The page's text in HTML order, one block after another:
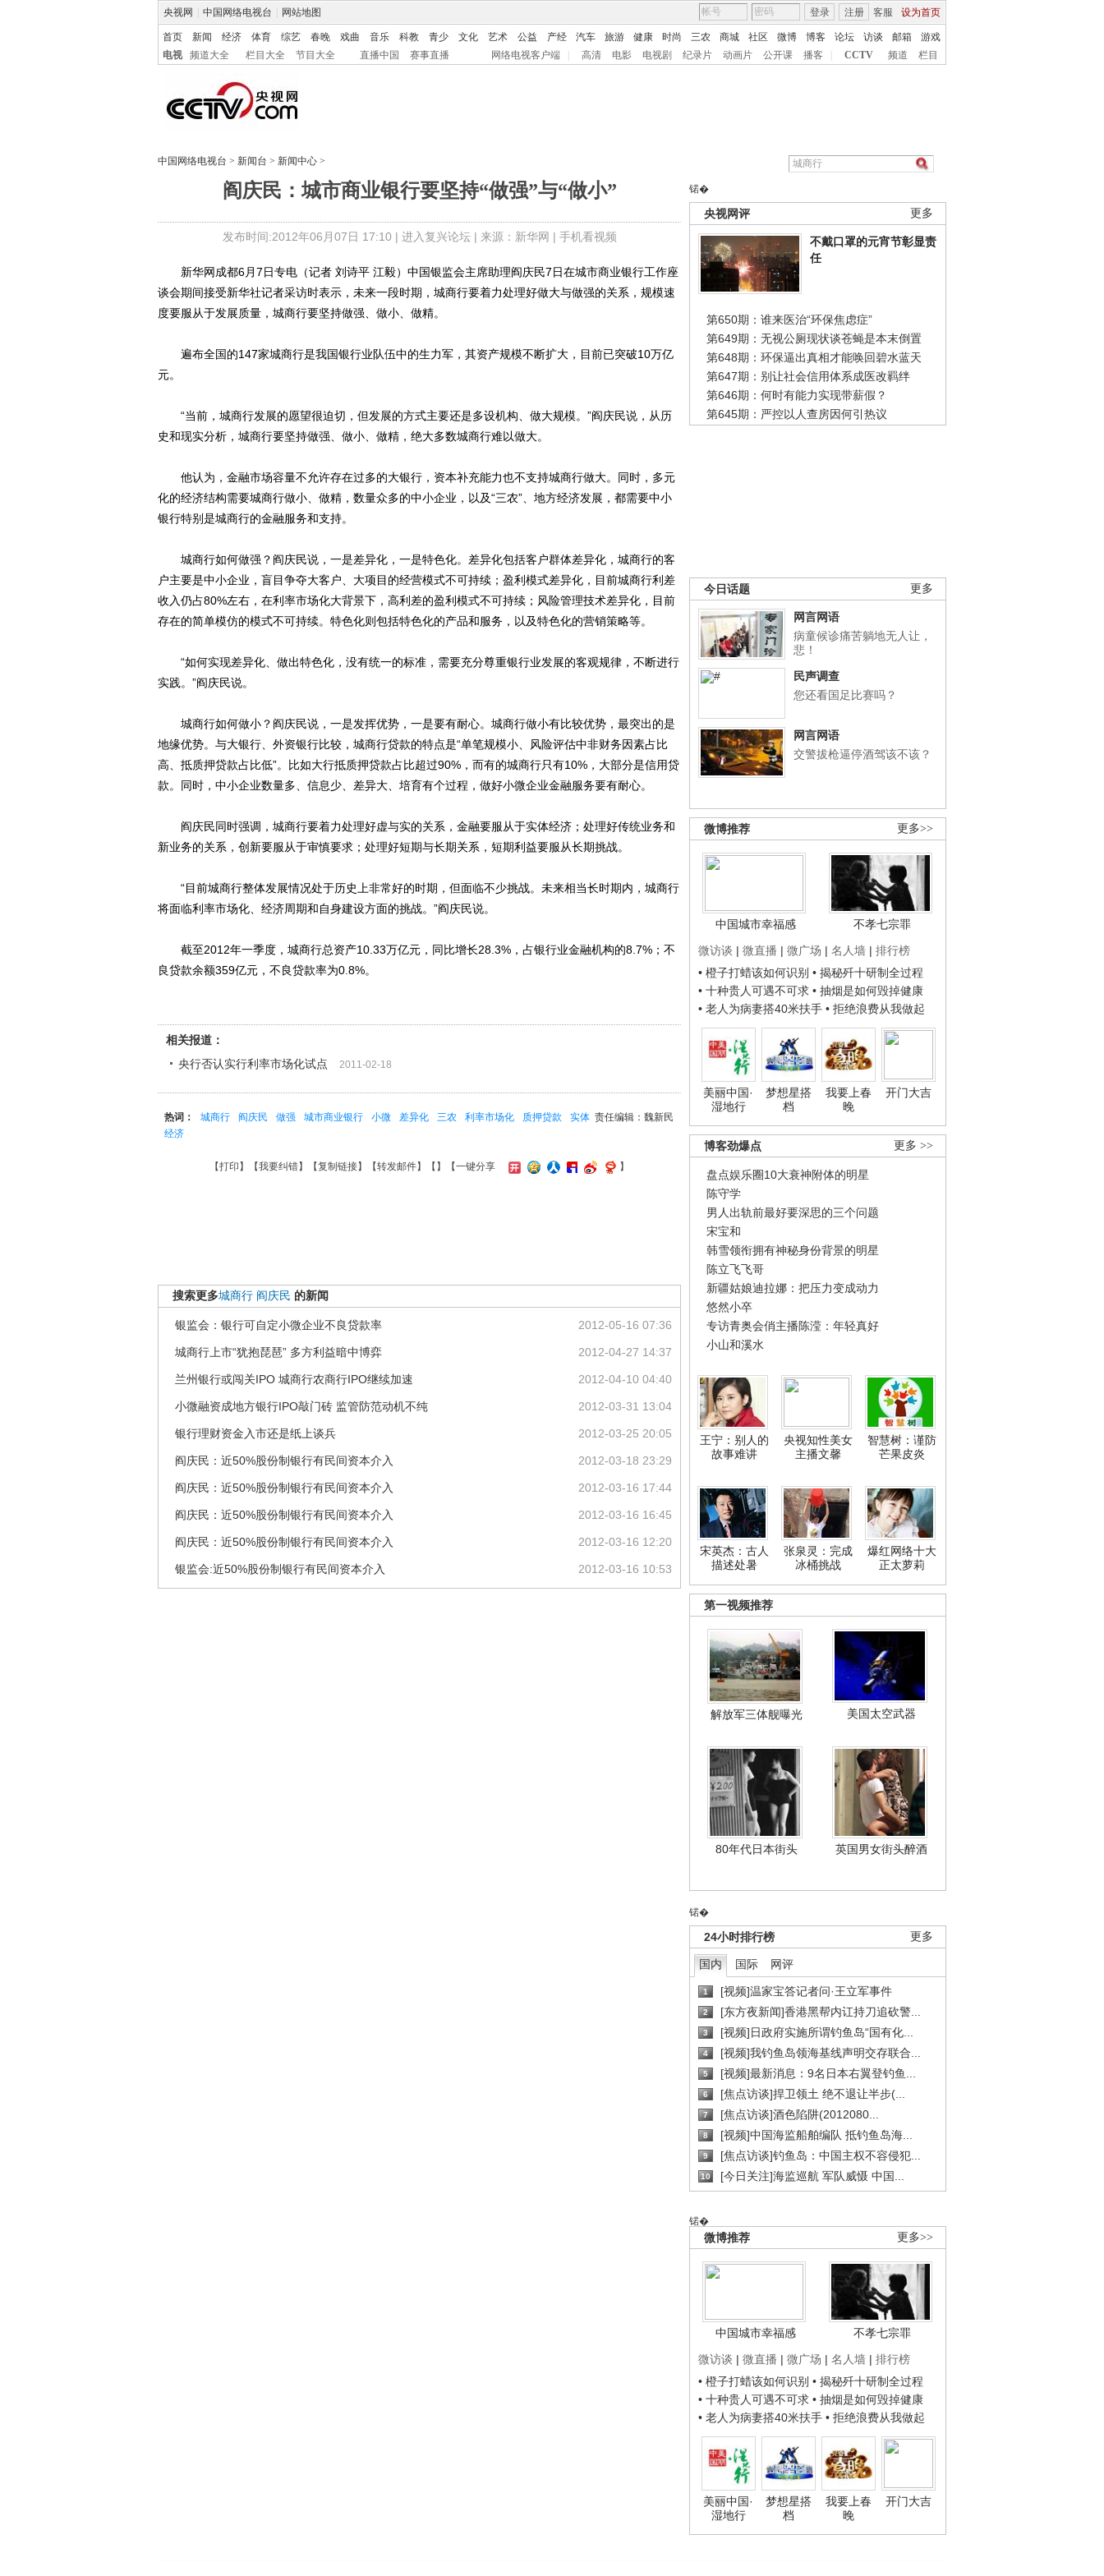
央视网 中国网络电视台 网站地图 客服 设为首页
登录 注册
首页 新闻 经济 体育 综艺 春晚 戏曲 音乐 科教 青少 文化 艺术 公益 产经 汽车 旅游 健康 时尚 三农 商城 社区 微博 博客 论坛 访谈 邮箱
游戏
电视
频道大全 栏目大全 节目大全 直播中国 赛事直播 网络电视客户端 高清 电影 电视剧 纪录片 动画片 公开课 播客 CCTV 频道 栏目
中国网络电视台 > 新闻台 > 新闻中心 >
阎庆民：城市商业银行要坚持“做强”与“做小”
发布时间:2012年06月07日 17:10 | 进入复兴论坛| 来源：新华网 | 手机看视频
锘�
更多
央视网评
不戴口罩的元宵节彰显责
任
第650期：谁来医治“环保焦虑症”
第649期：无视公厕现状谈苍蝇是本末倒置
第648期：环保逼出真相才能唤回碧水蓝天
第647期：别让社会信用体系成医改羁绊
第646期：何时有能力实现带薪假？
第645期：严控以人查房因何引热议
更多
今日话题
网言网语
病童候诊痛苦躺地无人让，
悲！
民声调查
您还看国足比赛吗？
网言网语
交警拔枪逼停酒驾该不该？
更多>>
微博推荐
中国城市幸福感
不孝七宗罪
微访谈 | 微直播 | 微广场 | 名人墙 | 排行榜
• 橙子打蜡该如何识别 • 揭秘歼十研制全过程
• 十种贵人可遇不可求 • 抽烟是如何毁掉健康
• 老人为病妻搭40米扶手 • 拒绝浪费从我做起
美丽中国·
湿地行
梦想星搭
档
我要上春
晚
开门大吉
更多 >>
博客劲爆点
盘点娱乐圈10大衰神附体的明星
陈守学
男人出轨前最好要深思的三个问题
宋宝和
韩雪领衔拥有神秘身份背景的明星
陈立飞飞哥
新疆姑娘迪拉娜：把压力变成动力
悠然小卒
专访青奥会俏主播陈滢：年轻真好
小山和溪水
王宁：别人的
故事难讲
央视知性美女
主播文馨
智慧树：谨防
芒果皮炎
宋英杰：古人
描述处暑
张泉灵：完成
冰桶挑战
爆红网络十大
正太萝莉
第一视频推荐
解放军三体舰曝光 美国太空武器
80年代日本街头 英国男女街头醉酒
锘�
更多
24小时排行榜
国内 国际 网评
1 [视频]温家宝答记者问·王立军事件
2 [东方夜新闻]香港黑帮内讧持刀追砍警...
3 [视频]日政府实施所谓钓鱼岛“国有化...
4 [视频]我钓鱼岛领海基线声明交存联合...
5 [视频]最新消息：9名日本右翼登钓鱼...
6 [焦点访谈]捍卫领土 绝不退让半步(...
7 [焦点访谈]酒色陷阱(2012080...
8 [视频]中国海监船舶编队 抵钓鱼岛海...
9 [焦点访谈]钓鱼岛：中国主权不容侵犯...
10 [今日关注]海监巡航 军队威慑 中国...
锘�
更多>>
微博推荐
中国城市幸福感
不孝七宗罪
微访谈 | 微直播 | 微广场 | 名人墙 | 排行榜
• 橙子打蜡该如何识别 • 揭秘歼十研制全过程
• 十种贵人可遇不可求 • 抽烟是如何毁掉健康
• 老人为病妻搭40米扶手 • 拒绝浪费从我做起
美丽中国·
湿地行
梦想星搭
档
我要上春
晚
开门大吉
新华网成都6月7日专电（记者 刘诗平 江毅）中国银监会主席助理阎庆民7日在城市商业银行工作座
谈会期间接受新华社记者采访时表示，未来一段时期，城商行要着力处理好做大与做强的关系，规模速
度要服从于发展质量，城商行要坚持做强、做小、做精。
遍布全国的147家城商行是我国银行业队伍中的生力军，其资产规模不断扩大，目前已突破10万亿
元。
“当前，城商行发展的愿望很迫切，但发展的方式主要还是多设机构、做大规模。”阎庆民说，从历
史和现实分析，城商行要坚持做强、做小、做精，绝大多数城商行难以做大。
他认为，金融市场容量不允许存在过多的大银行，资本补充能力也不支持城商行做大。同时，多元
化的经济结构需要城商行做小、做精，数量众多的中小企业，以及“三农”、地方经济发展，都需要中小
银行特别是城商行的金融服务和支持。
城商行如何做强？阎庆民说，一是差异化，一是特色化。差异化包括客户群体差异化，城商行的客
户主要是中小企业，盲目争夺大客户、大项目的经营模式不可持续；盈利模式差异化，目前城商行利差
收入仍占80%左右，在利率市场化大背景下，高利差的盈利模式不可持续；风险管理技术差异化，目前
存在的简单模仿的模式不可持续。特色化则包括特色化的产品和服务，以及特色化的营销策略等。
“如何实现差异化、做出特色化，没有统一的标准，需要充分尊重银行业发展的客观规律，不断进行
实践。”阎庆民说。
城商行如何做小？阎庆民说，一是发挥优势，一是要有耐心。城商行做小有比较优势，最突出的是
地缘优势。与大银行、外资银行比较，城商行贷款的特点是“单笔规模小、风险评估中非财务因素占比
高、抵质押贷款占比低”。比如大行抵质押贷款占比超过90%，而有的城商行只有10%，大部分是信用贷
款。同时，中小企业数量多、信息少、差异大、培育有个过程，做好小微企业金融服务要有耐心。
阎庆民同时强调，城商行要着力处理好虚与实的关系，金融要服从于实体经济；处理好传统业务和
新业务的关系，创新要服从于审慎要求；处理好短期与长期关系，短期利益要服从长期挑战。
“目前城商行整体发展情况处于历史上非常好的时期，但面临不少挑战。未来相当长时期内，城商行
将面临利率市场化、经济周期和自身建设方面的挑战。”阎庆民说。
截至2012年一季度，城商行总资产10.33万亿元，同比增长28.3%，占银行业金融机构的8.7%；不
良贷款余额359亿元，不良贷款率为0.8%。
相关报道：
央行否认实行利率市场化试点
2011-02-18
责任编辑：魏新民
热词： 城商行 阎庆民 做强 城市商业银行 小微 差异化 三农 利率市场化 质押贷款
实体
经济
【打印 】【我要纠错】【复制链接】【转发邮件】【 】 【一键分享 】
搜索更多城商行 阎庆民 的新闻
2012-05-16 07:36
银监会：银行可自定小微企业不良贷款率
2012-04-27 14:37
城商行上市“犹抱琵琶” 多方利益暗中博弈
2012-04-10 04:40
兰州银行或闯关IPO 城商行农商行IPO继续加速
2012-03-31 13:04
小微融资成地方银行IPO敲门砖 监管防范动机不纯
2012-03-25 20:05
银行理财资金入市还是纸上谈兵
2012-03-18 23:29
阎庆民：近50%股份制银行有民间资本介入
2012-03-16 17:44
阎庆民：近50%股份制银行有民间资本介入
2012-03-16 16:45
阎庆民：近50%股份制银行有民间资本介入
2012-03-16 12:20
阎庆民：近50%股份制银行有民间资本介入
2012-03-16 10:53
银监会:近50%股份制银行有民间资本介入